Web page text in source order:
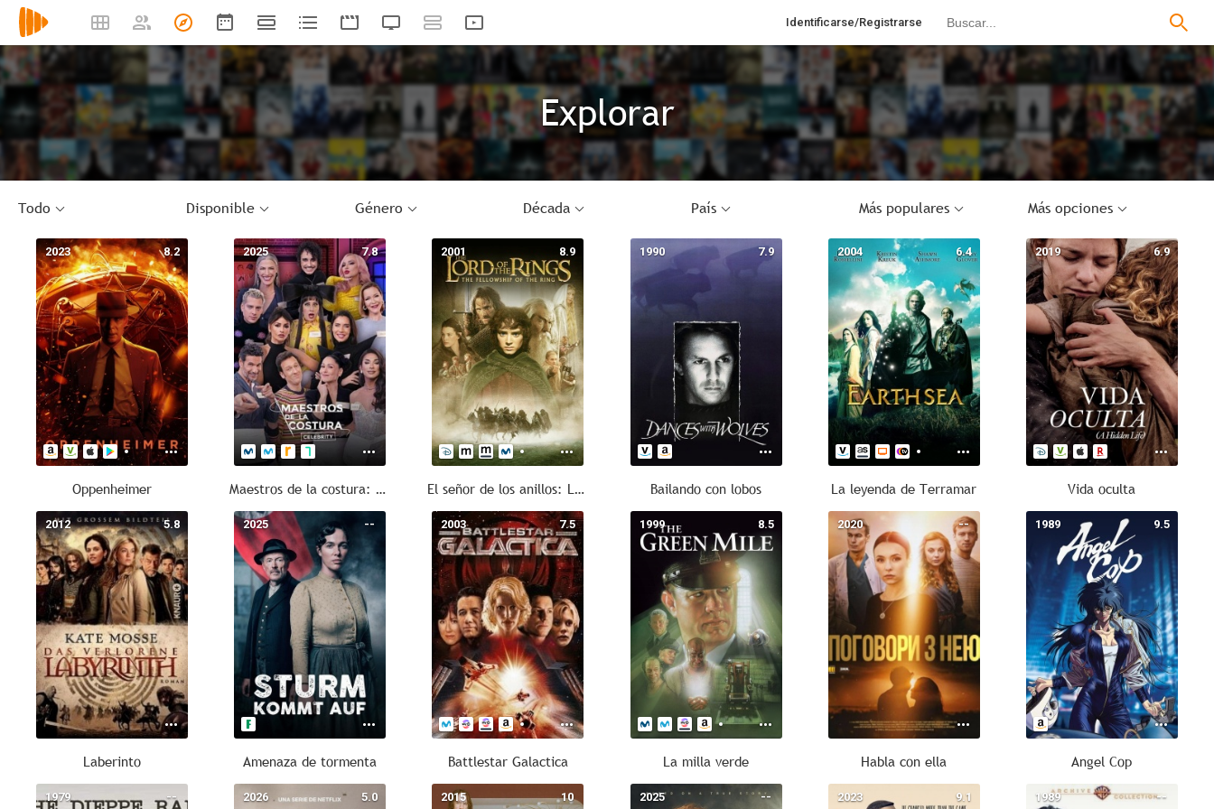
Identificarse/Registrarse
Explorar
Todo Disponible Género Década País Más populares Más opciones
8.2
2023
Oppenheimer
7.8
2025
Maestros de la costura: Celebrity
8.9
2001
El señor de los anillos: La comunidad del anillo
7.9
1990
Bailando con lobos
6.4
2004
La leyenda de Terramar
6.9
2019
Vida oculta
5.8
2012
Laberinto
--
2025
Amenaza de tormenta
7.5
2003
Battlestar Galactica
8.5
1999
La milla verde
--
2020
Habla con ella
9.5
1989
Angel Cop
--
1979 5.0
2026 10
2015 --
2025 9.1
2023 --
1989